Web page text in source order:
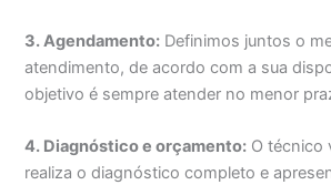
3. Agendamento: Definimos juntos o
atendimento, de acordo com a sua
objetivo é sempre atender no menor
4. Diagnóstico e orçamento: O técnico
realiza o diagnóstico completo e